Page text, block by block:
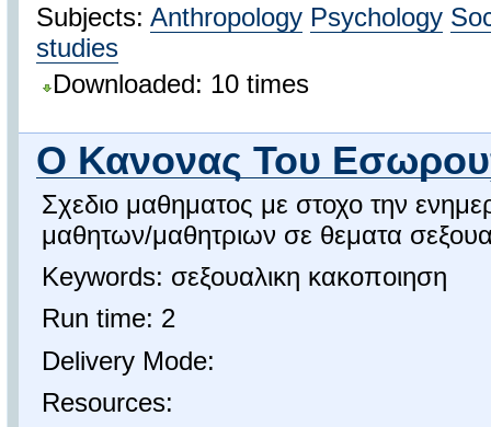
Subjects: Anthropology Psychology
studies
Downloaded: 10 times
Ο Κανονας Του
Σχεδιο μαθηματος με στοχο την
μαθητων/μαθητριων σε θεματα
Keywords: σεξουαλικη κακοποιηση
Run time: 2
Delivery Mode:
Resources: